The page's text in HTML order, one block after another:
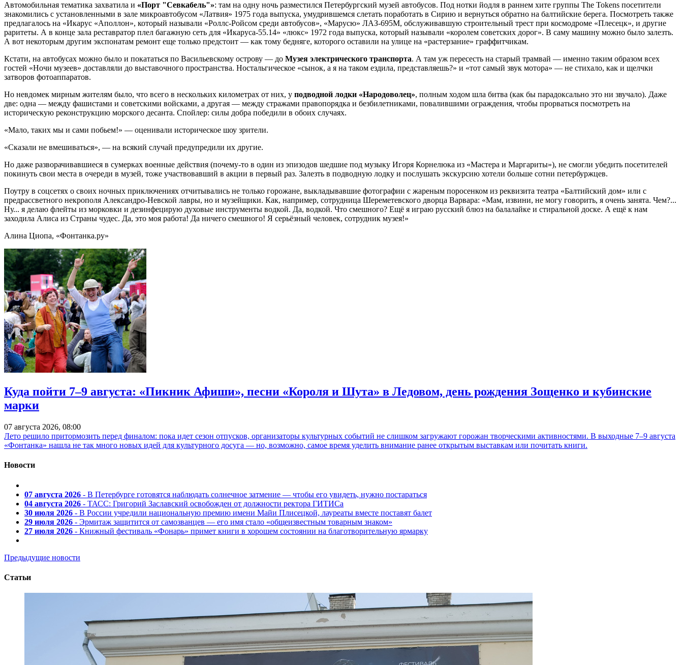
Автомобильная тематика захватила и «Порт "Севкабель"»: там на одну ночь разместился Петербургский музей автобусов. Под нотки йодля в раннем хите группы The Tokens посетители
знакомились с установленными в зале микроавтобусом «Латвия» 1975 года выпуска, умудрившемся слетать поработать в Сирию и вернуться обратно на балтийские берега. Посмотреть также
предлагалось на «Икарус «Аполлон», который называли «Роллс-Ройсом среди автобусов», «Марусю» ЛАЗ-695М, обслуживавшую строительный трест при космодроме «Плесецк», и другие
раритеты. А в конце зала реставратор плел багажную сеть для «Икаруса-55.14» «люкс» 1972 года выпуска, который называли «королем советских дорог». В саму машину можно было залезть.
А вот некоторым другим экспонатам ремонт еще только предстоит — как тому бедняге, которого оставили на улице на «растерзание» граффитчикам.
Кстати, на автобусах можно было и покататься по Васильевскому острову — до Музея электрического транспорта. А там уж пересесть на старый трамвай — именно таким образом всех
гостей «Ночи музеев» доставляли до выставочного пространства. Ностальгическое «сынок, а я на таком ездила, представляешь?» и «тот самый звук мотора» — не стихало, как и щелчки
затворов фотоаппаратов.
Но невдомек мирным жителям было, что всего в нескольких километрах от них, у подводной лодки «Народоволец», полным ходом шла битва (как бы парадоксально это ни звучало). Даже
две: одна — между фашистами и советскими войсками, а другая — между стражами правопорядка и безбилетниками, повалившими ограждения, чтобы прорваться посмотреть на
историческую реконструкцию морского десанта. Спойлер: силы добра победили в обоих случаях.
«Мало, таких мы и сами побьем!» — оценивали историческое шоу зрители.
«Сказали не вмешиваться», — на всякий случай предупредили их другие.
Но даже разворачивавшиеся в сумерках военные действия (почему-то в один из эпизодов шедшие под музыку Игоря Корнелюка из «Мастера и Маргариты»), не смогли убедить посетителей
покинуть свои места в очереди в музей, тоже участвовавший в акции в первый раз. Залезть в подводную лодку и послушать экскурсию хотели больше сотни петербуржцев.
Поутру в соцсетях о своих ночных приключениях отчитывались не только горожане, выкладывавшие фотографии с жареным поросенком из реквизита театра «Балтийский дом» или с
предрассветного некрополя Александро-Невской лавры, но и музейщики. Как, например, сотрудница Шереметевского дворца Варвара: «Мам, извини, не могу говорить, я очень занята. Чем?...
Ну... я делаю флейты из морковки и дезинфецирую духовые инструменты водкой. Да, водкой. Что смешного? Ещё я играю русский блюз на балалайке и стиральной доске. А ещё к нам
заходила Алиса из Страны чудес. Да, это моя работа! Да ничего смешного! Я серьёзный человек, сотрудник музея!»
Алина Циопа, «Фонтанка.ру»
Куда пойти 7–9 августа: «Пикник Афиши», песни «Короля и Шута» в Ледовом, день рождения Зощенко и кубинские
марки
07 августа 2026, 08:00
Лето решило притормозить перед финалом: пока идет сезон отпусков, организаторы культурных событий не слишком загружают горожан творческими активностями. В выходные 7–9 августа
«Фонтанка» нашла не так много новых идей для культурного досуга — но, возможно, самое время уделить внимание ранее открытым выставкам или почитать книги.
Новости
07 августа 2026 - В Петербурге готовятся наблюдать солнечное затмение — чтобы его увидеть, нужно постараться
04 августа 2026 - ТАСС: Григорий Заславский освобожден от должности ректора ГИТИСа
30 июля 2026 - В России учредили национальную премию имени Майи Плисецкой, лауреаты вместе поставят балет
29 июля 2026 - Эрмитаж защитится от самозванцев — его имя стало «общеизвестным товарным знаком»
27 июля 2026 - Книжный фестиваль «Фонарь» примет книги в хорошем состоянии на благотворительную ярмарку
Предыдущие новости
Статьи